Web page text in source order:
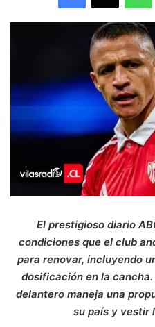
El prestigioso diario
condiciones que el club
para renovar, incluyendo
dosificación en la
delantero maneja una
su país y vestir